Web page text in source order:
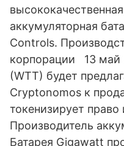
аккумуляторная
Controls.
корпорации 13 май
(WTT) будет
Cryptonomos к
токенизирует право
Производитель
Батарея Gigawatt